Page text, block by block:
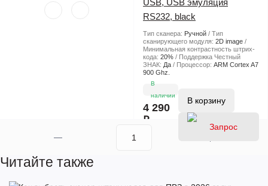
RS232, black
Тип сканера: Ручной
Тип
сканирующего модуля: 2D image
Минимальная контрастность штрих-
кода: 20%
Поддержка Честный
ЗНАК: Да Процессор: ARM Cortex A7
900 Ghz.
В
наличии
4 290
₽
В корзину
Читайте также